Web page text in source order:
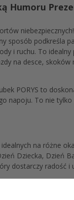
Humoru
sposób podkreśla
i ruchu. To
na desce, skoków
PORYS to
napoju. To nie
na różne
Dziecka, Dzień
dostarczy radość i